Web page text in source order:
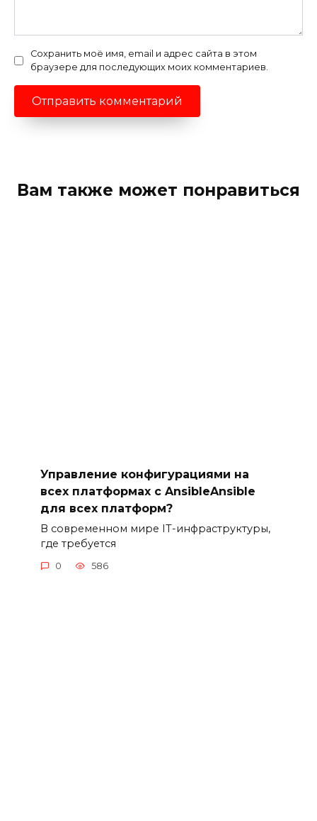
Сохранить моё имя, email и адрес сайта в этом
браузере для последующих моих комментариев.
Вам также может понравиться
Управление конфигурациями на
всех платформах с AnsibleAnsible
для всех платформ?
В современном мире IT-инфраструктуры,
где требуется
0 586